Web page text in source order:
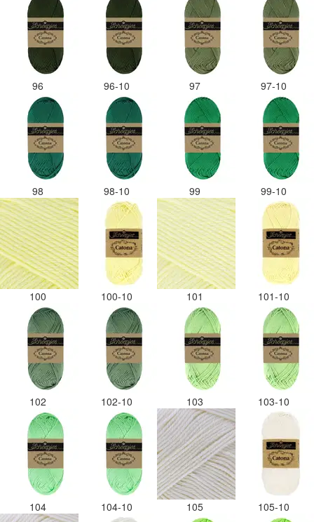
96 96-10 97 97-10
98 98-10 99 99-10
100 100-10 101 101-10
102 102-10 103 103-10
104 104-10 105 105-10